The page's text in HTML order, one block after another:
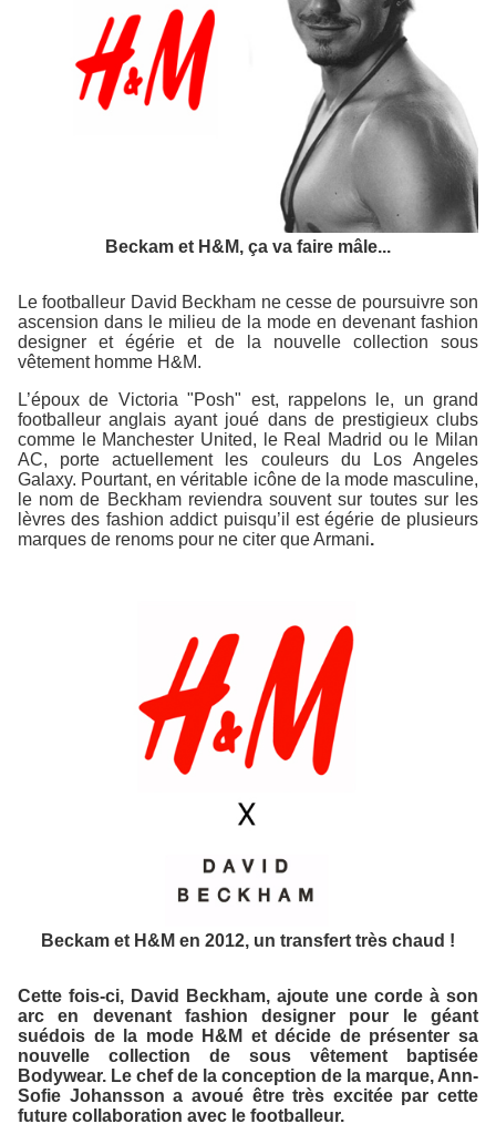
Beckam et H&M, ça va faire mâle...
Le footballeur David Beckham ne cesse de poursuivre son
ascension dans le milieu de la mode en devenant fashion
designer et égérie et de la nouvelle collection sous
vêtement homme H&M.
L’époux de Victoria "Posh" est, rappelons le, un grand
footballeur anglais ayant joué dans de prestigieux clubs
comme le Manchester United, le Real Madrid ou le Milan
AC, porte actuellement les couleurs du Los Angeles
Galaxy. Pourtant, en véritable icône de la mode masculine,
le nom de Beckham reviendra souvent sur toutes sur les
lèvres des fashion addict puisqu’il est égérie de plusieurs
marques de renoms pour ne citer queArmani.
Beckam et H&M en 2012, un transfert très chaud !
Cette fois-ci, David Beckham, ajoute une corde à son
arc en devenant fashion designer pour le géant
suédois de la mode H&M et décide de présenter sa
nouvelle collection de sous vêtement baptisée
Bodywear. Le chef de la conception de la marque, Ann-
Sofie Johansson a avoué être très excitée par cette
future collaboration avec le footballeur.